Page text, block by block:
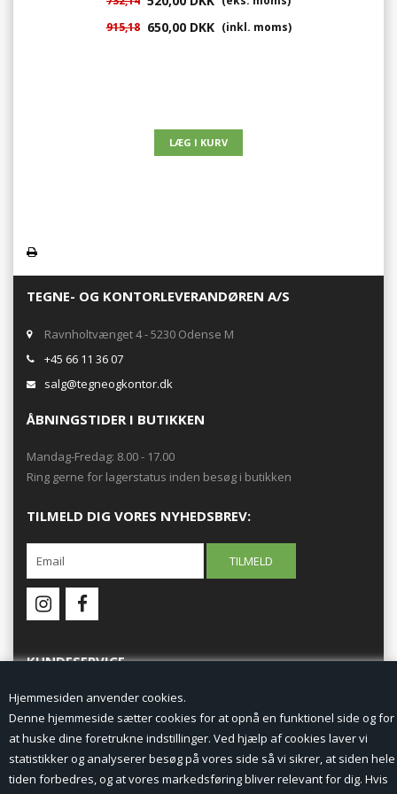
Hjemmesiden anvender cookies.
Denne hjemmeside sætter cookies for at opnå en funktionel side og for
at huske dine foretrukne indstillinger. Ved hjælp af cookies laver vi
statistikker og analyserer besøg på vores side så vi sikrer, at siden hele
tiden forbedres, og at vores markedsføring bliver relevant for dig. Hvis
915,18 650,00 DKK (inkl. moms)
TEGNE- OG KONTORLEVERANDØREN A/S
Ravnholtvænget 4 - 5230 Odense M
+45 66 11 36 07
salg@tegneogkontor.dk
ÅBNINGSTIDER I BUTIKKEN
Mandag-Fredag: 8.00 - 17.00
Ring gerne for lagerstatus inden besøg i butikken
TILMELD DIG VORES NYHEDSBREV:
KUNDESERVICE
Min Konto
Nyheder